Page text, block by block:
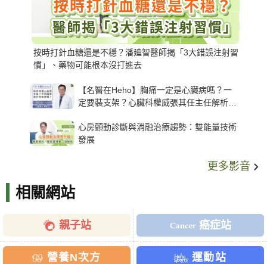
按時打針血糖還是不穩？潘廸智醫師揭「3大錯誤注射習
慣」、藥物可能根本沒打進去
【名醫在Heho】胸痛一定是心臟病嗎？一
定要裝支架？心臟科權威張其任主任解析支
心房顫動診斷與消融治療趨勢：雙能量技術
發展
更多影音
相關網站
親子站 癌症站
營養N次方 運動站